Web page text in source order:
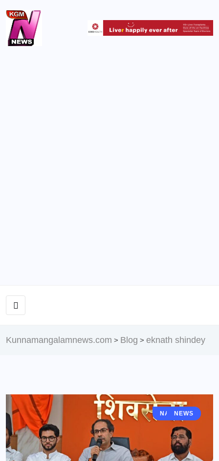
Kunnamangalamnews.com > Blog > eknath shindey
NATIONAL
NEWS